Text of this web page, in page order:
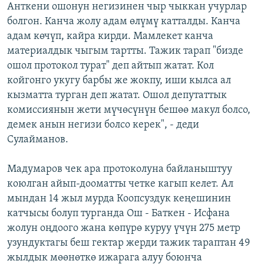
Анткени ошонун негизинен чыр чыккан учурлар
болгон. Канча жолу адам өлүмү катталды. Канча
адам көчүп, кайра кирди. Мамлекет канча
материалдык чыгым тартты. Тажик тарап "бизде
ошол протокол турат" деп айтып жатат. Кол
койгонго укугу барбы же жокпу, иши кылса ал
кызматта турган деп жатат. Ошол депутаттык
комиссиянын жети мүчөсүнүн бешөө макул болсо,
демек анын негизи болсо керек", - деди
Сулайманов.
Мадумаров чек ара протоколуна байланыштуу
коюлган айып-дооматты четке кагып келет. Ал
мындан 14 жыл мурда Коопсуздук кеңешинин
катчысы болуп турганда Ош - Баткен - Исфана
жолун оңдоого жана көпүрө куруу үчүн 275 метр
узундуктагы беш гектар жерди тажик тараптан 49
жылдык мөөнөткө ижарага алуу боюнча